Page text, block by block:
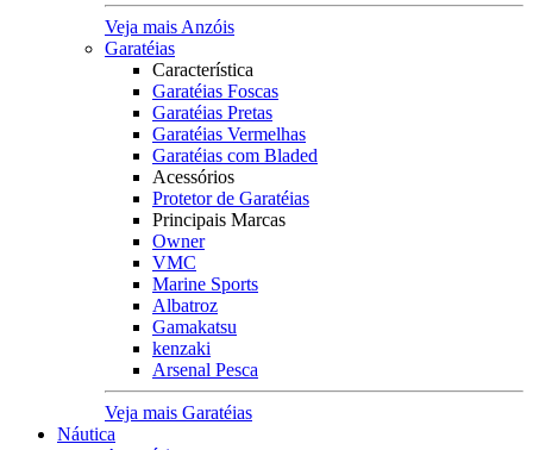
Veja mais Anzóis
Garatéias
Característica
Garatéias Foscas
Garatéias Pretas
Garatéias Vermelhas
Garatéias com Bladed
Acessórios
Protetor de Garatéias
Principais Marcas
Owner
VMC
Marine Sports
Albatroz
Gamakatsu
kenzaki
Arsenal Pesca
Veja mais Garatéias
Náutica